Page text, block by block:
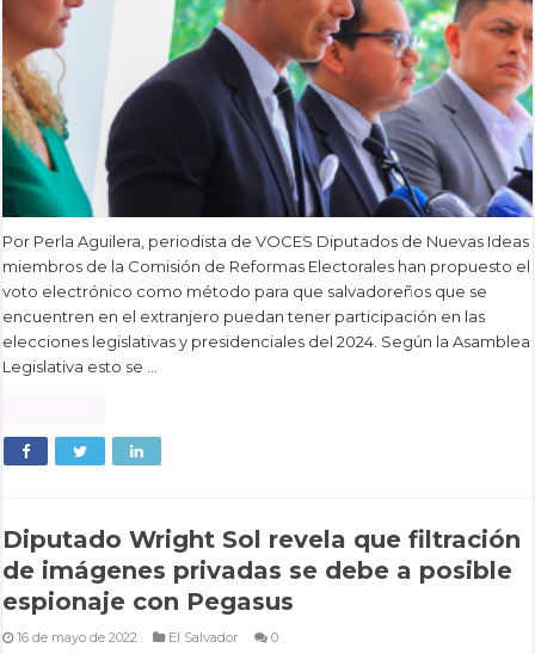
Por Perla Aguilera, periodista de VOCES Diputados de Nuevas Ideas
miembros de la Comisión de Reformas Electorales han propuesto el
voto electrónico como método para que salvadoreños que se
encuentren en el extranjero puedan tener participación en las
elecciones legislativas y presidenciales del 2024. Según la Asamblea
Legislativa esto se …
Diputado Wright Sol revela que filtración
de imágenes privadas se debe a posible
espionaje con Pegasus
16 de mayo de 2022 El Salvador 0